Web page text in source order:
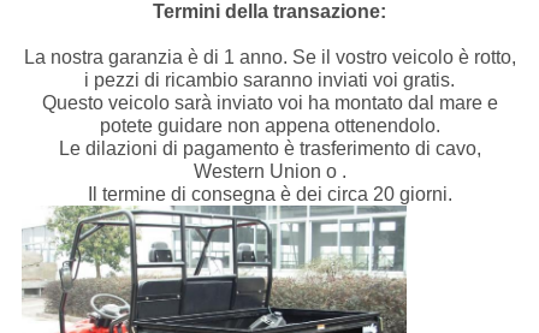
Termini della transazione:
La nostra garanzia è di 1 anno. Se il vostro veicolo è rotto,
i pezzi di ricambio saranno inviati voi gratis.
Questo veicolo sarà inviato voi ha montato dal mare e
potete guidare non appena ottenendolo.
Le dilazioni di pagamento è trasferimento di cavo,
Western Union o .
Il termine di consegna è dei circa 20 giorni.